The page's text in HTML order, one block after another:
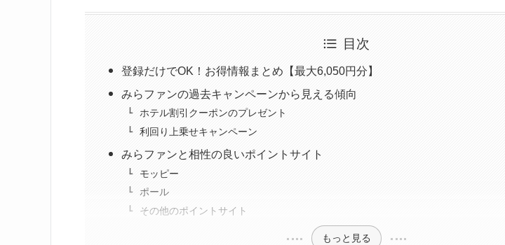
目次
登録だけでOK！お得情報まとめ【最大6,050円分】
みらファンの過去キャンペーンから見える傾向
ホテル割引クーポンのプレゼント
利回り上乗せキャンペーン
みらファンと相性の良いポイントサイト
モッピー
ポール
その他のポイントサイト
もっと見る